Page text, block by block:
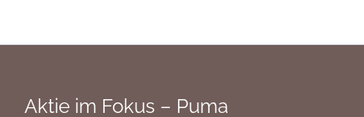
Aktie im Fokus – Puma